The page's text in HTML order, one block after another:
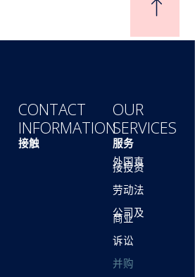
CONTACT
INFORMATION
接触
OUR
SERVICES
服务
外国直
接投资
劳动法
公司及
商业
诉讼
并购